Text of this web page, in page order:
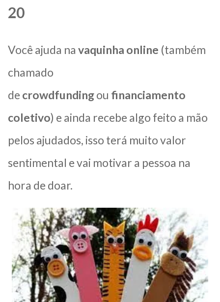
20
Você ajuda na vaquinha online (também
chamado
de crowdfundingou financiamento
coletivo) e ainda recebe algo feito a mão
pelos ajudados, isso terá muito valor
sentimental e vai motivar a pessoa na
hora de doar.